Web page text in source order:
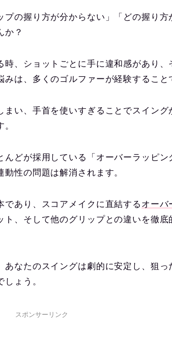
の握り方が分からない」「どの握り方
か？
時、ショットごとに手に違和感があり、
は、多くのゴルファーが経験すること
い、手首を使いすぎることでスイング
んどが採用している「オーバーラッピン
性の問題は解消されます。
であり、スコアメイクに直結する オーバ
、そして他のグリップとの違いを徹底
あなたのスイングは劇的に安定し、狙っ
ょう。
スポンサーリンク